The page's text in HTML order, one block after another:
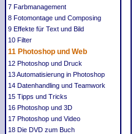
7 Farbmanagement
8 Fotomontage und Composing
9 Effekte für Text und Bild
10 Filter
11 Photoshop und Web
12 Photoshop und Druck
13 Automatisierung in Photoshop
14 Datenhandling und Teamwork
15 Tipps und Tricks
16 Photoshop und 3D
17 Photoshop und Video
18 Die DVD zum Buch